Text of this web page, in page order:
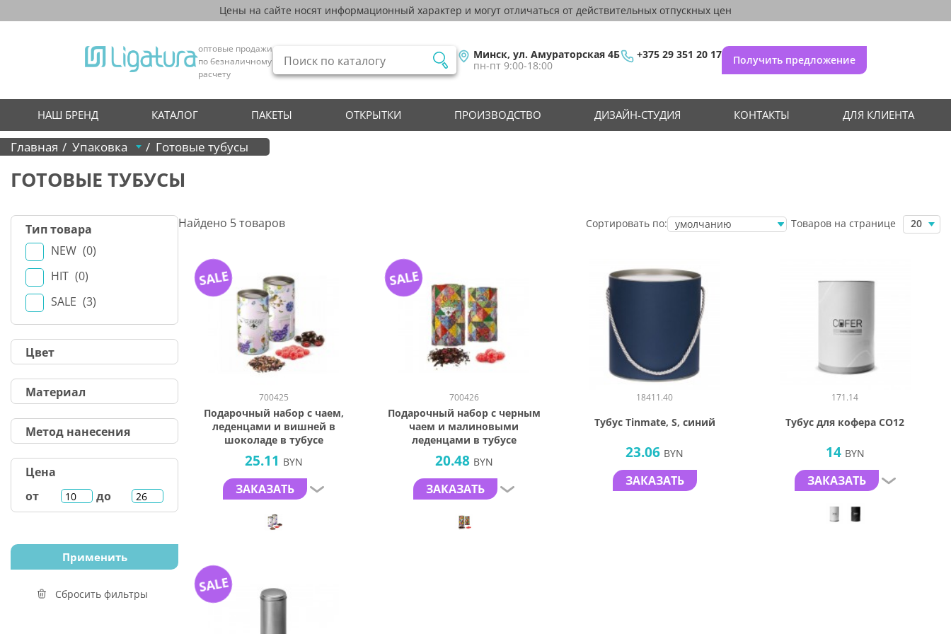
Цены на сайте носят информационный характер и могут отличаться от действительных отпускных цен
оптовые продажи
по безналичному
расчету
Минск, ул. Амураторская 4Б
пн-пт 9:00-18:00
+375 29 351 20 17 Получить предложение
НАШ БРЕНД КАТАЛОГ ПАКЕТЫ ОТКРЫТКИ ПРОИЗВОДСТВО ДИЗАЙН-СТУДИЯ КОНТАКТЫ ДЛЯ КЛИЕНТА
Главная Упаковка Готовые тубусы
ГОТОВЫЕ ТУБУСЫ
Тип товара
NEW
0
HIT
0
SALE
3
Цвет
Материал
Метод нанесения
Цена
от
до
Сбросить фильтры
Найдено 5товаров Сортировать по:
умолчанию
цены
Товаров на странице 20
700425
Подарочный набор с чаем,
леденцами и вишней в
шоколаде в тубусе
25.11 BYN
ЗАКАЗАТЬ
SALE
700426
Подарочный набор с черным
чаем и малиновыми
леденцами в тубусе
20.48 BYN
ЗАКАЗАТЬ
SALE
18411.40
Тубус Tinmate, S, синий
23.06 BYN
ЗАКАЗАТЬ
171.14
Тубус для кофера CO12
14 BYN
ЗАКАЗАТЬ
SALE